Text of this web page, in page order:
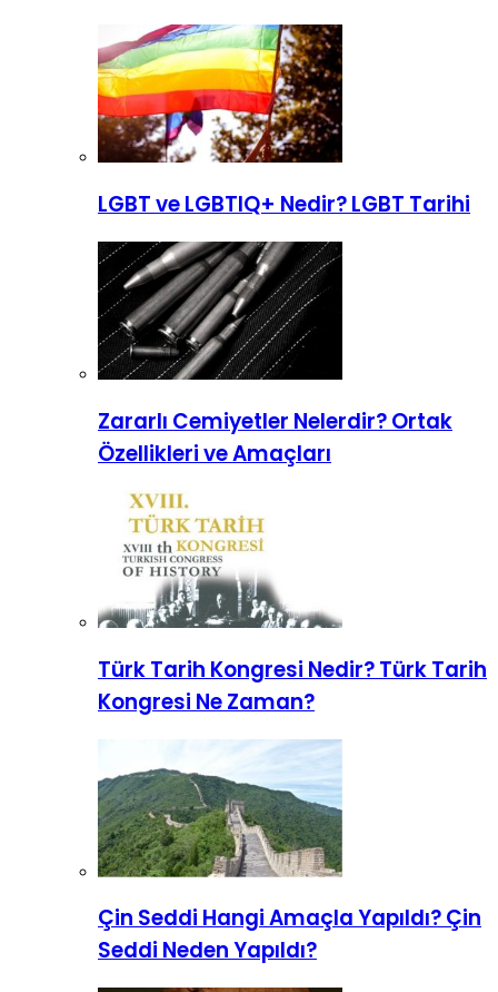
LGBT ve LGBTIQ+ Nedir? LGBT Tarihi
Zararlı Cemiyetler Nelerdir? Ortak
Özellikleri ve Amaçları
Türk Tarih Kongresi Nedir? Türk Tarih
Kongresi Ne Zaman?
Çin Seddi Hangi Amaçla Yapıldı? Çin
Seddi Neden Yapıldı?